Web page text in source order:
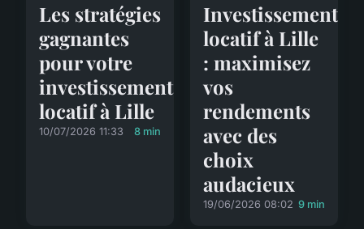
Les stratégies
gagnantes
pour votre
investissement
locatif à Lille
10/07/2026 11:33 8 min
Investissement
locatif à Lille
: maximisez
vos
rendements
avec des
choix
audacieux
19/06/2026 08:02 9 min